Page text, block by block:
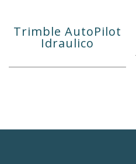
Trimble AutoPilot
Idraulico